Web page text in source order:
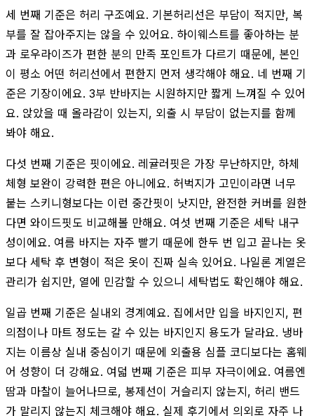
세 번째 기준은 허리 구조예요. 기본허리선은 부담이 적지만, 복
부를 잘 잡아주지는 않을 수 있어요. 하이웨스트를 좋아하는 분
과 로우라이즈가 편한 분의 만족 포인트가 다르기 때문에, 본인
이 평소 어떤 허리선에서 편한지 먼저 생각해야 해요. 네 번째 기
준은 기장이에요. 3부 반바지는 시원하지만 짧게 느껴질 수 있어
요. 앉았을 때 올라감이 있는지, 외출 시 부담이 없는지를 함께
봐야 해요.
다섯 번째 기준은 핏이에요. 레귤러핏은 가장 무난하지만, 하체
체형 보완이 강력한 편은 아니에요. 허벅지가 고민이라면 너무
붙는 스키니형보다는 이런 중간핏이 낫지만, 완전한 커버를 원한
다면 와이드핏도 비교해볼 만해요. 여섯 번째 기준은 세탁 내구
성이에요. 여름 바지는 자주 빨기 때문에 한두 번 입고 끝나는 옷
보다 세탁 후 변형이 적은 옷이 진짜 실속 있어요. 나일론 계열은
관리가 쉽지만, 열에 민감할 수 있으니 세탁법도 확인해야 해요.
일곱 번째 기준은 실내외 경계예요. 집에서만 입을 바지인지, 편
의점이나 마트 정도는 갈 수 있는 바지인지 용도가 달라요. 냉바
지는 이름상 실내 중심이기 때문에 외출용 심플 코디보다는 홈웨
어 성향이 더 강해요. 여덟 번째 기준은 피부 자극이에요. 여름엔
땀과 마찰이 늘어나므로, 봉제선이 거슬리지 않는지, 허리 밴드
가 말리지 않는지 체크해야 해요. 실제 후기에서 의외로 자주 나